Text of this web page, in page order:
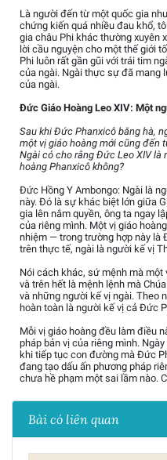
Là người đến từ một quốc gia
chứng kiến quá nhiều đau khổ,
gia châu Phi khác thường xuyên
lời cầu nguyện cho một thế giới
Phi luôn rất gần gũi với trái tim
của ngài. Ngài thực sự đã mang
của ngài.
Đức Giáo Hoàng Leo XIV: Một
Sau khi Đức Phanxicô băng hà,
một vị giáo hoàng mới cũng đến
Ngài có cho rằng Đức Leo XIV
hoàng Phanxicô không?
Đức Hồng Y Ambongo: Ngài là
này. Đó là sự khác biệt lớn giữa
gia lên nắm quyền, ông ta ngay
của riêng mình. Một vị giáo
nhiệm — trong trường hợp này là
trên thực tế, ngài là người kế vị
Nói cách khác, sứ mệnh mà
và trên hết là mệnh lệnh mà
và những người kế vị ngài. Theo
hoàn toàn là người kế vị cả Đức
Mỗi vị giáo hoàng đều làm điều
pháp bản vị của riêng mình.
khi tiếp tục con đường mà Đức
đang tạo dấu ấn phương pháp
chưa hề phạm một sai lầm nào.
Bài có liên quan